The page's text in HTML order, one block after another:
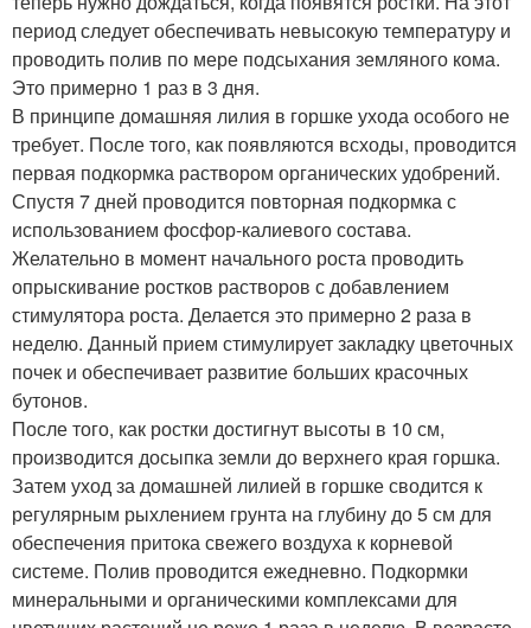
период следует обеспечивать невысокую температуру и
проводить полив по мере подсыхания земляного кома.
Это примерно 1 раз в 3 дня.
В принципе домашняя лилия в горшке ухода особого не
требует. После того, как появляются всходы, проводится
первая подкормка раствором органических удобрений.
Спустя 7 дней проводится повторная подкормка с
использованием фосфор-калиевого состава.
Желательно в момент начального роста проводить
опрыскивание ростков растворов с добавлением
стимулятора роста. Делается это примерно 2 раза в
неделю. Данный прием стимулирует закладку цветочных
почек и обеспечивает развитие больших красочных
бутонов.
После того, как ростки достигнут высоты в 10 см,
производится досыпка земли до верхнего края горшка.
Затем уход за домашней лилией в горшке сводится к
регулярным рыхлением грунта на глубину до 5 см для
обеспечения притока свежего воздуха к корневой
системе. Полив проводится ежедневно. Подкормки
минеральными и органическими комплексами для